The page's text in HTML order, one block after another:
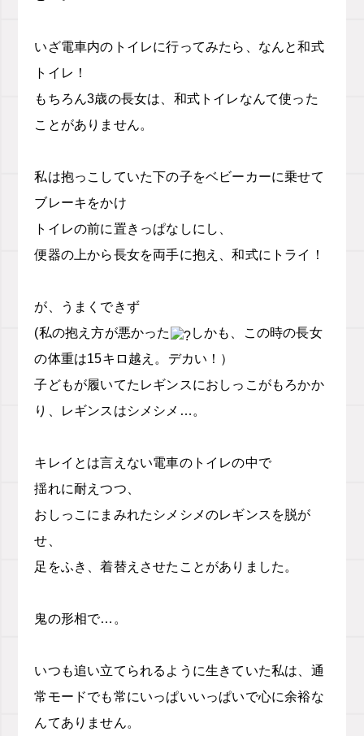
いざ電車内のトイレに行ってみたら、なんと和式
トイレ！
もちろん3歳の長女は、和式トイレなんて使った
ことがありません。
私は抱っこしていた下の子をベビーカーに乗せて
ブレーキをかけ
トイレの前に置きっぱなしにし、
便器の上から長女を両手に抱え、和式にトライ！
が、うまくできず
(私の抱え方が悪かった
しかも、この時の長女
の体重は15キロ越え。デカい！）
子どもが履いてたレギンスにおしっこがもろかか
り、レギンスはシメシメ…。
キレイとは言えない電車のトイレの中で
揺れに耐えつつ、
おしっこにまみれたシメシメのレギンスを脱が
せ、
足をふき、着替えさせたことがありました。
鬼の形相で…。
いつも追い立てられるように生きていた私は、通
常モードでも常にいっぱいいっぱいで心に余裕な
んてありません。